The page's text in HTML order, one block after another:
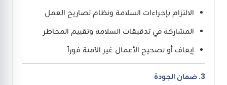
الالتزام بإجراءات السلامة ونظام تصاريح العمل
المشاركة في تدقيقات السلامة وتقييم المخاطر
إيقاف أو تصحيح الأعمال غير الآمنة فوراً
3. ضمان الجودة